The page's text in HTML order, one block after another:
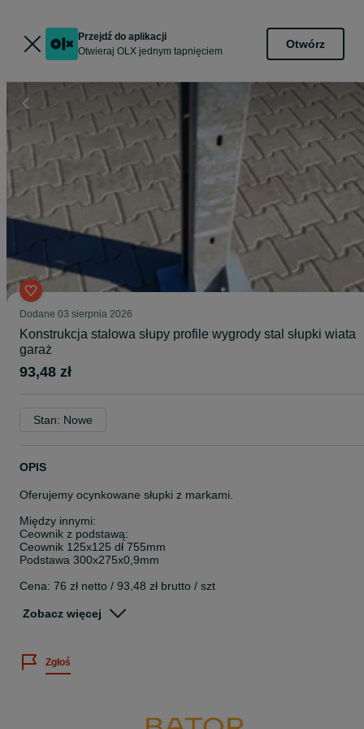
Przejdź do aplikacji
Otwieraj OLX jednym tapnięciem
Otwórz
Dodane 03 sierpnia 2026
Konstrukcja stalowa słupy profile wygrody stal słupki wiata
garaż
93,48 zł
Stan: Nowe
OPIS
Oferujemy ocynkowane słupki z markami.
Między innymi:
Ceownik z podstawą:
Ceownik 125x125 dł 755mm
Podstawa 300x275x0,9mm
Cena: 76 zł netto / 93,48 zł brutto / szt
Rewelacyjna cena w przeliczeniu na kilogram 4 zł netto!
Na stanie posiadamy kilkaset ton profili oraz rur stalowych.
Zobacz więcej
Zgłoś